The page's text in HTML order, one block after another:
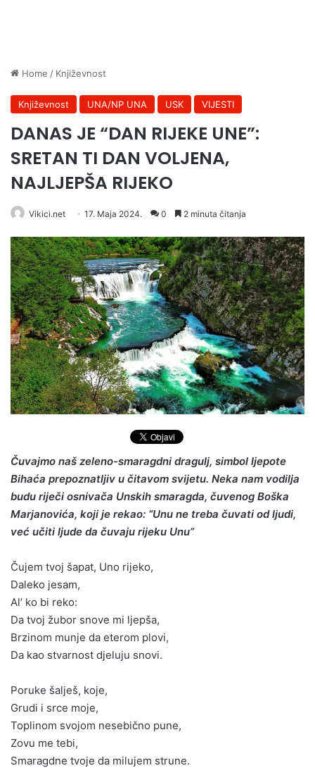
Home / Književnost
Književnost UNA/NP UNA USK VIJESTI
DANAS JE “DAN RIJEKE UNE”:
SRETAN TI DAN VOLJENA,
NAJLJEPŠA RIJEKO
Vikici.net 17. Maja 2024. 0 2 minuta čitanja
Čuvajmo naš zeleno-smaragdni dragulj, simbol ljepote
Bihaća prepoznatljiv u čitavom svijetu. Neka nam vodilja
budu riječi osnivača Unskih smaragda, čuvenog Boška
Marjanovića, koji je rekao: “Unu ne treba čuvati od ljudi,
već učiti ljude da čuvaju rijeku Unu”
Čujem tvoj šapat, Uno rijeko,
Daleko jesam,
Al’ ko bi reko:
Da tvoj žubor snove mi ljepša,
Brzinom munje da eterom plovi,
Da kao stvarnost djeluju snovi.
Poruke šalješ, koje,
Grudi i srce moje,
Toplinom svojom nesebično pune,
Zovu me tebi,
Smaragdne tvoje da milujem strune.